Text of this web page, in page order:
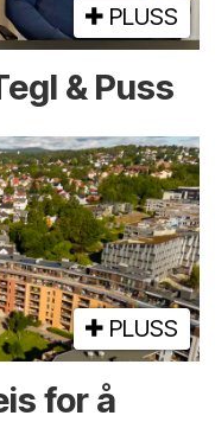
PLUSS
& Puss
PLUSS
for å